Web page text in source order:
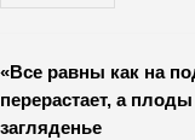
«Все равны как на
перерастает, а
загляденье